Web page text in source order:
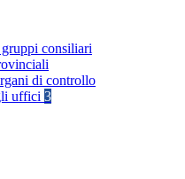
consiliari
di controllo
uffici 3